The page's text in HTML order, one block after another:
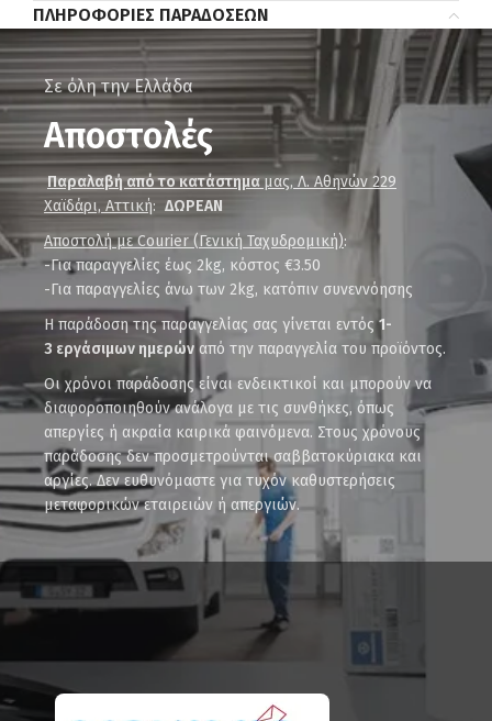
ΠΛΗΡΟΦΟΡΊΕΣ ΠΑΡΑΔΌΣΕΩΝ
Σε όλη την Ελλάδα
Αποστολές
Παραλαβή από το κατάστημα μας, Λ. Αθηνών 229
Χαϊδάρι, Αττική:ΔΩΡΕΑΝ
Αποστολή με Courier (Γενική Ταχυδρομική):
-Για παραγγελίες έως 2kg, κόστος €3.50
-Για παραγγελίες άνω των 2kg, κατόπιν συνεννόησης
Η παράδοση της παραγγελίας σας γίνεται εντός1-
3 εργάσιμων ημερών από την παραγγελία του προϊόντος.
Οι χρόνοι παράδοσης είναι ενδεικτικοί και μπορούν να
διαφοροποιηθούν ανάλογα με τις συνθήκες, όπως
απεργίες ή ακραία καιρικά φαινόμενα. Στους χρόνους
παράδοσης δεν προσμετρούνται σαββατοκύριακα και
αργίες. Δεν ευθυνόμαστε για τυχόν καθυστερήσεις
μεταφορικών εταιρειών ή απεργιών.